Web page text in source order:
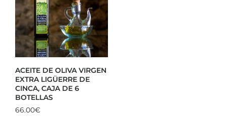
ACEITE DE OLIVA VIRGEN
EXTRA LIGÜERRE DE
CINCA, CAJA DE 6
BOTELLAS
66.00€